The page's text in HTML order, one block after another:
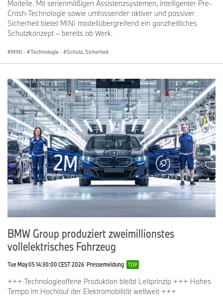
Modelle. Mit serienmäßigen Assistenzsystemen, intelligenter Pre-
Crash-Technologie sowie umfassender aktiver und passiver
Sicherheit bietet MINI modellübergreifend ein ganzheitliches
Schutzkonzept – bereits ab Werk.
MINI · Technologie · Schutz, Sicherheit
BMW Group produziert zweimillionstes
vollelektrisches Fahrzeug
Tue May 05 14:30:00 CEST 2026 Pressemeldung TOP
+++ Technologieoffene Produktion bleibt Leitprinzip +++ Hohes
Tempo im Hochlauf der Elektromobilität weltweit +++